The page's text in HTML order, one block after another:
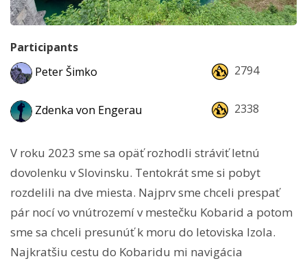
Participants
Peter Šimko
2794
Zdenka von Engerau 2338
V roku 2023 sme sa opäť rozhodli stráviť letnú
dovolenku v Slovinsku. Tentokrát sme si pobyt
rozdelili na dve miesta. Najprv sme chceli prespať
pár nocí vo vnútrozemí v mestečku Kobarid a potom
sme sa chceli presunúť k moru do letoviska Izola.
Najkratšiu cestu do Kobaridu mi navigácia